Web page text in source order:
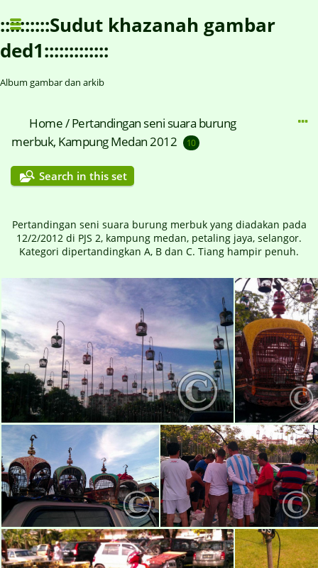
::::::::::Sudut khazanah gambar
ded1:::::::::::::
Album gambar dan arkib
Home/Pertandingan seni suara burung
merbuk, Kampung Medan 2012
10
Search in this set
Pertandingan seni suara burung merbuk yang diadakan pada
12/2/2012 di PJS 2, kampung medan, petaling jaya, selangor.
Kategori dipertandingkan A, B dan C. Tiang hampir penuh.